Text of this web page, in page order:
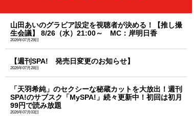
山田あいのグラビア設定を視聴者が決める！【推し撮
生会議】 8/26（水）21:00～ MC：岸明日香
2026年07月29日
【週刊SPA! 発売日変更のお知らせ】
2026年07月28日
「天羽希純」のセクシーな秘蔵カットを大放出！週刊
SPA!のサブスク「MySPA!」続々更新中！初回は初月
99円で読み放題
2026年07月03日